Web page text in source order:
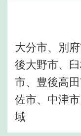
大分市、別
後大野市、
市、豊後高
佐市、中津
域